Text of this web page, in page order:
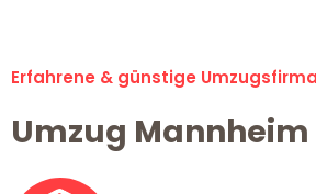
Erfahrene & günstige
Umzug Mannheim